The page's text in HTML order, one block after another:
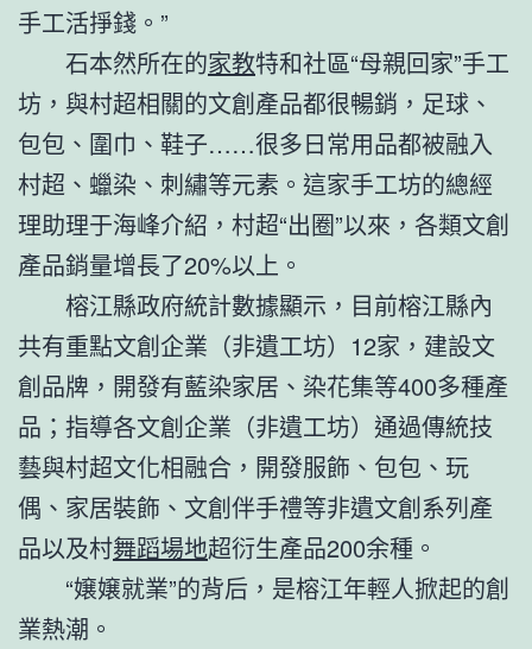
手工活掙錢。”
石本然所在的家教特和社區“母親回家”手工
坊，與村超相關的文創產品都很暢銷，足球、
包包、圍巾、鞋子……很多日常用品都被融入
村超、蠟染、刺繡等元素。這家手工坊的總經
理助理于海峰介紹，村超“出圈”以來，各類文創
產品銷量增長了20%以上。
榕江縣政府統計數據顯示，目前榕江縣內
共有重點文創企業（非遺工坊）12家，建設文
創品牌，開發有藍染家居、染花集等400多種產
品；指導各文創企業（非遺工坊）通過傳統技
藝與村超文化相融合，開發服飾、包包、玩
偶、家居裝飾、文創伴手禮等非遺文創系列產
品以及村舞蹈場地超衍生產品200余種。
“嬢嬢就業”的背后，是榕江年輕人掀起的創
業熱潮。